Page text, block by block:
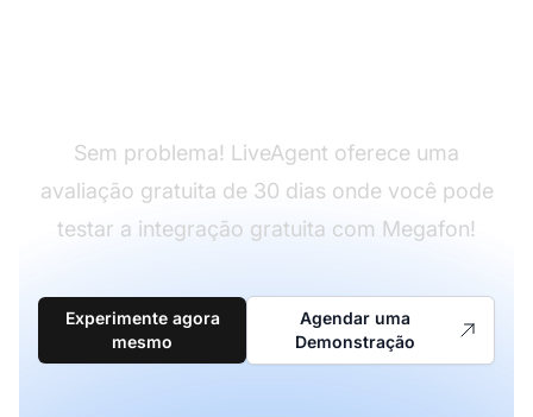
Sem problema! LiveAgent oferece uma
avaliação gratuita de 30 dias onde você pode
testar a integração gratuita com Megafon!
Experimente agora
mesmo
Agendar uma
Demonstração